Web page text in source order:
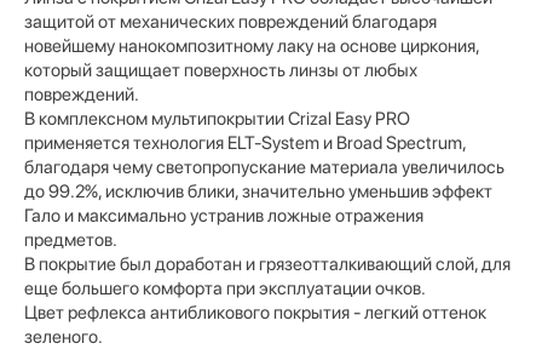
защитой от механических повреждений благодаря
новейшему нанокомпозитному лаку на основе циркония,
который защищает поверхность линзы от любых
повреждений.
В комплексном мультипокрытии Crizal Easy PRO
применяется технология ELT-System и Broad Spectrum,
благодаря чему светопропускание материала увеличилось
до 99.2%, исключив блики, значительно уменьшив эффект
Гало и максимально устранив ложные отражения
предметов.
В покрытие был доработан и грязеотталкивающий слой, для
еще большего комфорта при эксплуатации очков.
Цвет рефлекса антибликового покрытия - легкий оттенок
зеленого.